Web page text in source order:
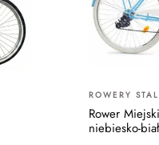
ROWERY
Rower
niebiesko-